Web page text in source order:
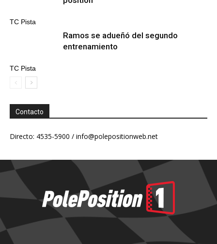
TC Pista
TC Pista
Ramos se adueñó del segundo
entrenamiento
Contacto
Directo: 4535-5900 / info@polepositionweb.net